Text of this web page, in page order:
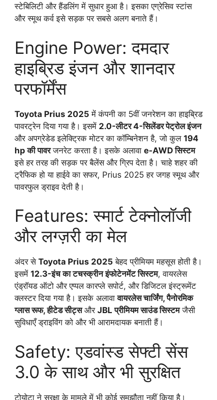
स्टेबिलिटी और हैंडलिंग में सुधार हुआ है। इसका एग्रेसिव स्टांस
और स्मूथ कर्व इसे सड़क पर सबसे अलग बनाते हैं।
Engine Power: दमदार
हाइब्रिड इंजन और शानदार
परफॉर्मेंस
Toyota Prius 2025 में कंपनी का 5वीं जनरेशन का हाइब्रिड
पावरट्रेन दिया गया है। इसमें 2.0-लीटर 4-सिलेंडर पेट्रोल इंजन
और अपग्रेडेड इलेक्ट्रिक मोटर का कॉम्बिनेशन है, जो कुल 194
hp की पावरजनरेट करता है। इसके अलावा e-AWD सिस्टम
इसे हर तरह की सड़क पर बैलेंस और ग्रिप देता है। चाहे शहर की
ट्रैफिक हो या हाईवे का सफर, Prius 2025 हर जगह स्मूथ और
पावरफुल ड्राइव देती है।
Features: स्मार्ट टेक्नोलॉजी
और लग्ज़री का मेल
अंदर से Toyota Prius 2025 बेहद प्रीमियम महसूस होती है।
इसमें 12.3-इंच का टचस्क्रीन इंफोटेनमेंट सिस्टम, वायरलेस
एंड्रॉयड ऑटो और एप्पल कारप्ले सपोर्ट, और डिजिटल इंस्ट्रूमेंट
क्लस्टर दिया गया है। इसके अलावावायरलेस चार्जिंग, पैनोरमिक
ग्लास रूफ, हीटेड सीट्सऔर JBL प्रीमियम साउंड सिस्टमजैसी
सुविधाएँ ड्राइविंग को और भी आरामदायक बनाती हैं।
Safety: एडवांस्ड सेफ्टी सेंस
3.0 के साथ और भी सुरक्षित
टोयोटा ने सुरक्षा के मामले में भी कोई समझौता नहीं किया है।